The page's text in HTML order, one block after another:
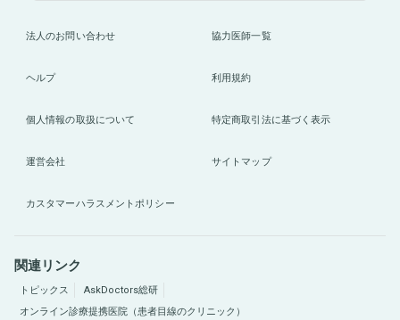
法人のお問い合わせ 協力医師一覧
ヘルプ 利用規約
個人情報の取扱について 特定商取引法に基づく表示
運営会社 サイトマップ
カスタマーハラスメントポリシー
関連リンク
トピックス
AskDoctors総研
オンライン診療提携医院（患者目線のクリニック）